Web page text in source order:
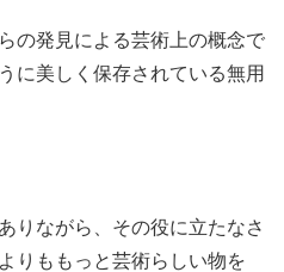
の発見による芸術上の概念で
に美しく保存されている無用
りながら、その役に立たなさ
りももっと芸術らしい物を